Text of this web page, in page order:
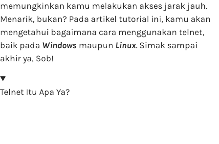
memungkinkan kamu melakukan akses jarak jauh.
Menarik, bukan? Pada artikel tutorial ini, kamu akan
mengetahui bagaimana cara menggunakan telnet,
baik pada Windows maupun Linux. Simak sampai
akhir ya, Sob!
Telnet Itu Apa Ya?